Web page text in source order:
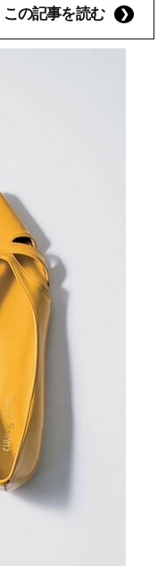
この記事を読む